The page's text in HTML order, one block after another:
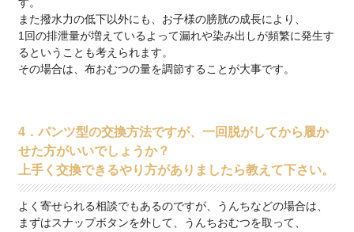
す。
また撥水力の低下以外にも、お子様の膀胱の成長により、
1回の排泄量が増えているよって漏れや染み出しが頻繁に発生す
るということも考えられます。
その場合は、布おむつの量を調節することが大事です。
4．パンツ型の交換方法ですが、一回脱がしてから履か
せた方がいいでしょうか？
上手く交換できるやり方がありましたら教えて下さい。
よく寄せられる相談でもあるのですが、うんちなどの場合は、
まずはスナップボタンを外して、うんちおむつを取って、